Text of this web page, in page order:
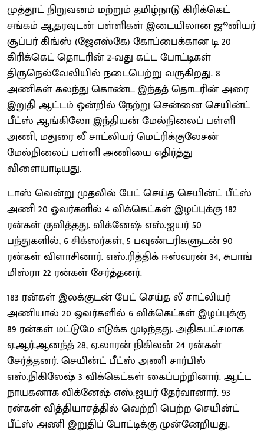
முத்தூட் நிறுவனம் மற்றும் தமிழ்நாடு கிரிக்கெட்
சங்கம் ஆதரவுடன் பள்ளிகள் இடையிலான ஜூனியர்
சூப்பர் கிங்ஸ் (ஜேஎஸ்கே) கோப்பைக்கான டி 20
கிரிக்கெட் தொடரின் 2-வது கட்ட போட்டிகள்
திருநெல்வேலியில் நடைபெற்று வருகிறது. 8
அணிகள் கலந்து கொண்ட இந்தத் தொடரின் அரை
இறுதி ஆட்டம் ஒன்றில் நேற்று சென்னை செயின்ட்
பீட்ஸ் ஆங்கிலோ இந்தியன் மேல்நிலைப் பள்ளி
அணி, மதுரை லீ சாட்லியர் மெட்ரிக்குலேசன்
மேல்நிலைப் பள்ளி அணியை எதிர்த்து
விளையாடியது.
டாஸ் வென்று முதலில் பேட் செய்த செயின்ட் பீட்ஸ்
அணி 20 ஓவர்களில் 4 விக்கெட்கள் இழப்புக்கு 182
ரன்கள் குவித்தது. விக்னேஷ் எஸ்.ஐயர் 50
பந்துகளில், 6 சிக்ஸர்கள், 5 பவுண்டரிகளுடன் 90
ரன்கள் விளாசினார். எஸ்.ரித்திக் ஈஸ்வரன் 34, சுபாங்
மிஸ்ரா 22 ரன்கள் சேர்த்தனர்.
183 ரன்கள் இலக்குடன் பேட் செய்த லீ சாட்லியர்
அணியால் 20 ஓவர்களில் 6 விக்கெட்கள் இழப்புக்கு
89 ரன்கள் மட்டுமே எடுக்க முடிந்தது. அதிகபட்சமாக
ஏ.ஆர்.ஆனந்த் 28, ஏ.லாரன் நிகிலன் 24 ரன்கள்
சேர்த்தனர். செயின்ட் பீட்ஸ் அணி சார்பில்
எஸ்.நிகிலேஷ் 3 விக்கெட்கள் கைப்பற்றினார். ஆட்ட
நாயகனாக விக்னேஷ் எஸ்.ஐயர் தேர்வானார். 93
ரன்கள் வித்தியாசத்தில் வெற்றி பெற்ற செயின்ட்
பீட்ஸ் அணி இறுதிப் போட்டிக்கு முன்னேறியது.